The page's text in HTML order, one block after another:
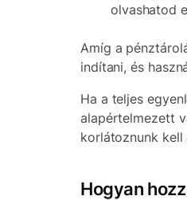
olvashatod
Amíg a
indítani, és
Ha a teljes
alapértelmezett
korlátoznunk
Hogyan